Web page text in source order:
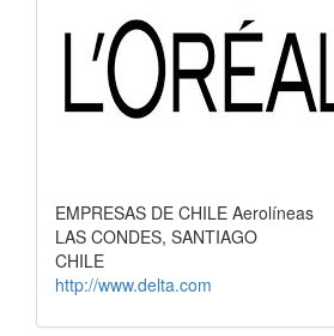
EMPRESAS DE CHILE Aerolíneas
LAS CONDES, SANTIAGO
CHILE
http://www.delta.com